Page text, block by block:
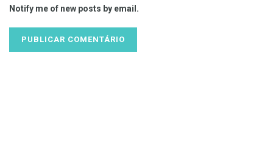
Notify me of new posts by email.